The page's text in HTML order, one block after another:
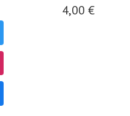
4,00 €